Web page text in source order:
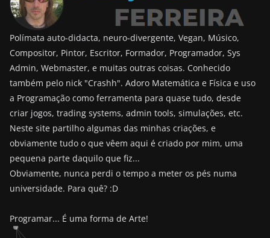
Polímata auto-didacta, neuro-divergente, Vegan, Músico,
Compositor, Pintor, Escritor, Formador, Programador, Sys
Admin, Webmaster, e muitas outras coisas. Conhecido
também pelo nick "Crashh". Adoro Matemática e Física e uso
a Programação como ferramenta para quase tudo, desde
criar jogos, trading systems, admin tools, simulações, etc.
Neste site partilho algumas das minhas criações, e
obviamente tudo o que vêem aqui é criado por mim, uma
pequena parte daquilo que fiz...
Obviamente, nunca perdi o tempo a meter os pés numa
universidade. Para quê? :D
Programar... É uma forma de Arte!